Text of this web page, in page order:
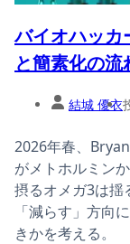
バイオハッカ
と簡素化の流
結城 優衣
2026年春、
がメトホルミン
摂るオメガ3は揺
「減らす」方向
きかを考える。